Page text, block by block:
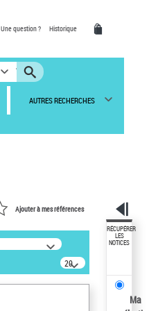
Une question ? Historique
AUTRES RECHERCHES
Ajouter à mes références
20
résultats/page
RÉCUPÉRER
LES
NOTICES
Ma